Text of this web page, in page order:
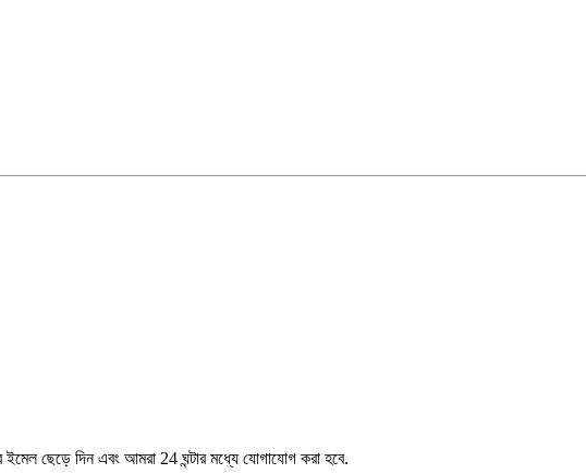
ছেড়ে দিন এবং আমরা 24 ঘন্টার মধ্যে যোগাযোগ করা হবে.